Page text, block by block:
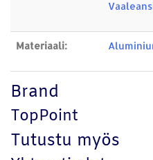
Materiaali:
Brand
TopPoint
Tutustu myös